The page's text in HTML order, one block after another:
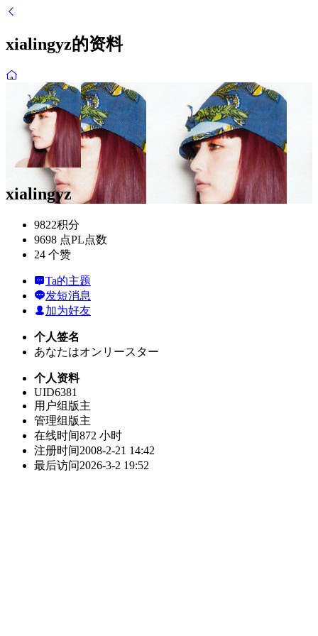
xialingyz的资料
xialingyz
9822积分
9698 点PL点数
24 个赞
Ta的主题
发短消息
加为好友
个人签名
あなたはオンリースター
个人资料
UID6381
用户组 版主
管理组 版主
在线时间872 小时
注册时间2008-2-21 14:42
最后访问2026-3-2 19:52